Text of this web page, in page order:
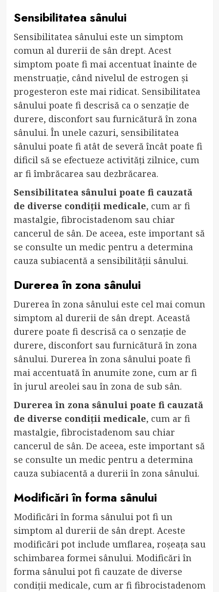
Sensibilitatea sânului
Sensibilitatea sânului este un simptom
comun al durerii de sân drept. Acest
simptom poate fi mai accentuat înainte de
menstruație, când nivelul de estrogen și
progesteron este mai ridicat. Sensibilitatea
sânului poate fi descrisă ca o senzație de
durere, disconfort sau furnicătură în zona
sânului. În unele cazuri, sensibilitatea
sânului poate fi atât de severă încât poate fi
dificil să se efectueze activități zilnice, cum
ar fi îmbrăcarea sau dezbrăcarea.
Sensibilitatea sânului poate fi cauzată
de diverse condiții medicale, cum ar fi
mastalgie, fibrocistadenom sau chiar
cancerul de sân. De aceea, este important să
se consulte un medic pentru a determina
cauza subiacentă a sensibilității sânului.
Durerea în zona sânului
Durerea în zona sânului este cel mai comun
simptom al durerii de sân drept. Această
durere poate fi descrisă ca o senzație de
durere, disconfort sau furnicătură în zona
sânului. Durerea în zona sânului poate fi
mai accentuată în anumite zone, cum ar fi
în jurul areolei sau în zona de sub sân.
Durerea în zona sânului poate fi cauzată
de diverse condiții medicale, cum ar fi
mastalgie, fibrocistadenom sau chiar
cancerul de sân. De aceea, este important să
se consulte un medic pentru a determina
cauza subiacentă a durerii în zona sânului.
Modificări în forma sânului
Modificări în forma sânului pot fi un
simptom al durerii de sân drept. Aceste
modificări pot include umflarea, roșeața sau
schimbarea formei sânului. Modificări în
forma sânului pot fi cauzate de diverse
condiții medicale, cum ar fi fibrocistadenom